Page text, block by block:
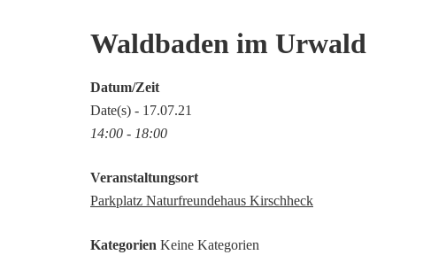
Waldbaden im Urwald
Datum/Zeit
Date(s) - 17.07.21
14:00 - 18:00
Veranstaltungsort
Parkplatz Naturfreundehaus Kirschheck
Kategorien Keine Kategorien